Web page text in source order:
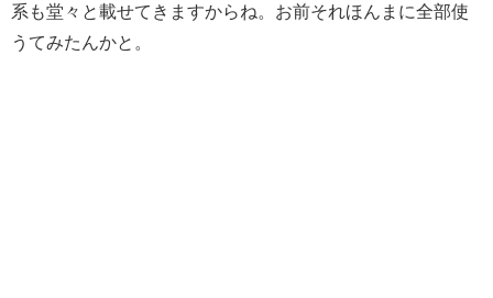
系も堂々と載せてきますからね。お前それほんまに全部使
うてみたんかと。